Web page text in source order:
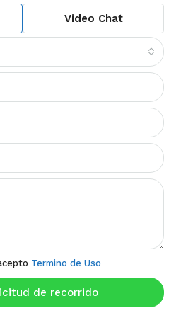
Video Chat
Termino de Uso
de recorrido